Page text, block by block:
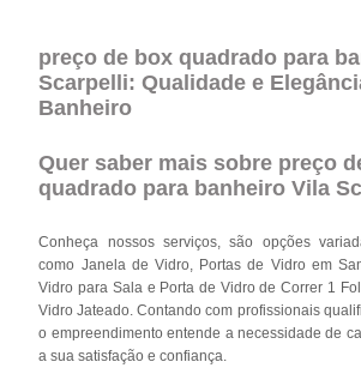
preço de box quadrado para
Scarpelli: Qualidade e
Banheiro
Quer saber mais sobre preço
quadrado para banheiro Vila
Conheça nossos serviços, são opções
como Janela de Vidro, Portas de Vidro em
Vidro para Sala e Porta de Vidro de Correr 1
Vidro Jateado. Contando com profissionais
o empreendimento entende a necessidade de
a sua satisfação e confiança.